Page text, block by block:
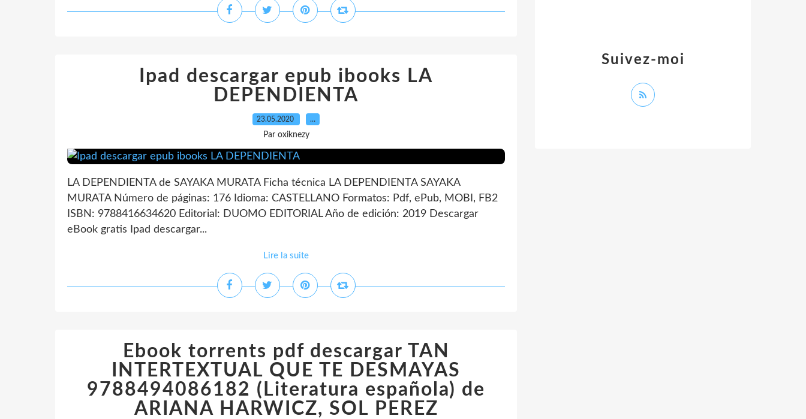
Ipad descargar epub ibooks LA
DEPENDIENTA
23.05.2020 …
Par oxiknezy
LA DEPENDIENTA de SAYAKA MURATA Ficha técnica LA DEPENDIENTA SAYAKA
MURATA Número de páginas: 176 Idioma: CASTELLANO Formatos: Pdf, ePub, MOBI, FB2
ISBN: 9788416634620 Editorial: DUOMO EDITORIAL Año de edición: 2019 Descargar
eBook gratis Ipad descargar...
Lire la suite
Ebook torrents pdf descargar TAN
INTERTEXTUAL QUE TE DESMAYAS
9788494086182 (Literatura española) de
ARIANA HARWICZ, SOL PEREZ
Suivez-moi